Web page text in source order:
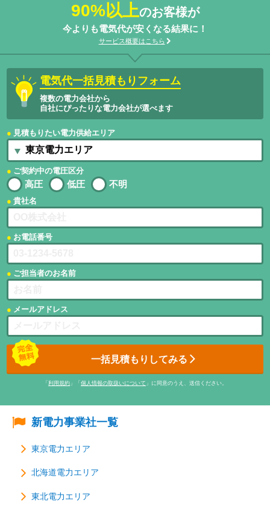
90%以上のお客様が
今よりも電気代が安くなる結果に！
サービス概要はこちら
電気代一括見積もりフォーム
複数の電力会社から
自社にぴったりな電力会社が選べます
見積もりたい電力供給エリア
ご契約中の電圧区分
高圧 低圧 不明
貴社名
お電話番号
ご担当者のお名前
メールアドレス
一括見積もりしてみる
「 利用規約 」「 個人情報の取扱いについて 」に同意のうえ、送信ください。
新電力事業社一覧
東京電力エリア
北海道電力エリア
東北電力エリア